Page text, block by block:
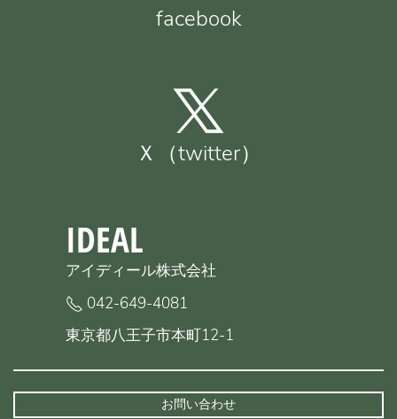
facebook
Ｘ（twitter）
IDEAL
アイディール株式会社
042-649-4081
東京都八王子市本町12-1
お問い合わせ